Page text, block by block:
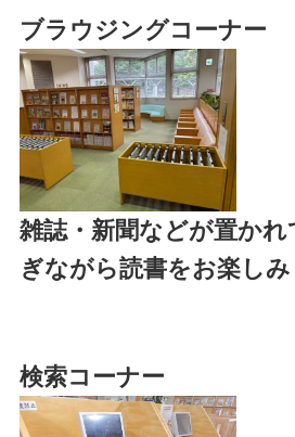
ブラウジングコーナー
雑誌・新聞などが置か
ぎながら読書をお楽しみ
検索コーナー